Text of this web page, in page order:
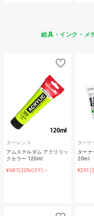
絵具・インク・メ
ターレンス
アムステルダム アクリリッ
クカラー 120ml
¥687(20%OFF)～
ターナ
ターナ
20ml
¥291